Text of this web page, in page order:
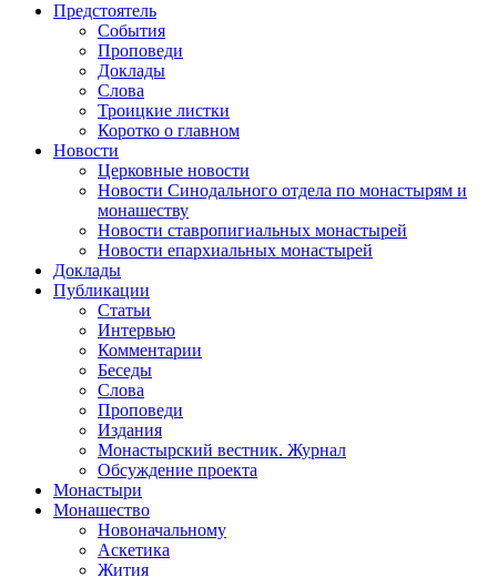
Предстоятель
События
Проповеди
Доклады
Слова
Троицкие листки
Коротко о главном
Новости
Церковные новости
Новости Синодального отдела по монастырям и
монашеству
Новости ставропигиальных монастырей
Новости епархиальных монастырей
Доклады
Публикации
Статьи
Интервью
Комментарии
Беседы
Слова
Проповеди
Издания
Монастырский вестник. Журнал
Обсуждение проекта
Монастыри
Монашество
Новоначальному
Аскетика
Жития